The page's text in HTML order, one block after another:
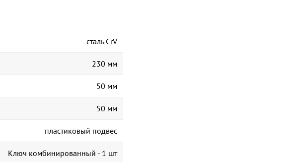
сталь CrV
230 мм
50 мм
50 мм
пластиковый подвес
Ключ комбинированный - 1 шт